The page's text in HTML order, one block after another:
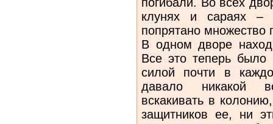
клунях и сараях –
попрятано множество
В одном дворе
Все это теперь
силой почти в
давало никакой
вскакивать в
защитников ее, ни